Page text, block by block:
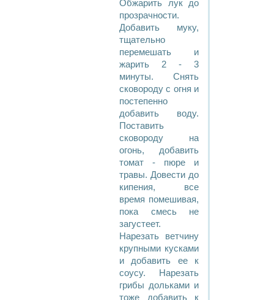
Обжарить лук до
прозрачности.
Добавить муку,
тщательно
перемешать и
жарить 2 - 3
минуты. Снять
сковороду с огня и
постепенно
добавить воду.
Поставить
сковороду на
огонь, добавить
томат - пюре и
травы. Довести до
кипения, все
время помешивая,
пока смесь не
загустеет.
Нарезать ветчину
крупными кусками
и добавить ее к
соусу. Нарезать
грибы дольками и
тоже добавить к